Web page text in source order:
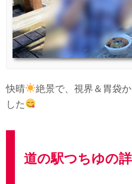
快晴 絶景で、視界＆胃袋
した
道の駅つちゆの